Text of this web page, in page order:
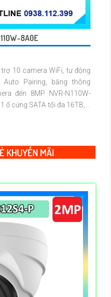
8A0E
10 camera WiFi, tự động
Pairing, băng thông
đến 8MP. NVR-N110W-
ổ cứng SATA tối đa 16TB, 2
KHUYẾN MÃI